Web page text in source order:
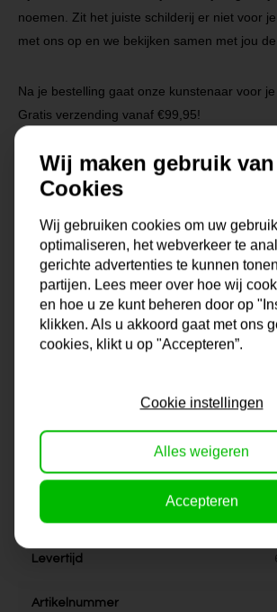
noemen. Zit het juiste schilderij er niet voor
met ons op en we bekijken samen met jou
Na je bestelling gaat onze kunstenaar voor je
Gratis verzending vanaf €99,95!
Specificaties
Maat
Korte omschrijving
Origineel
Formaat
modern,
Levertijd
Artikelnummer
Wij maken gebruik van
Cookies
Wij gebruiken cookies om uw
optimaliseren, het webverkeer te
gerichte advertenties te kunnen
partijen. Lees meer over hoe wij
en hoe u ze kunt beheren door op
klikken. Als u akkoord gaat met ons
cookies, klikt u op "Accepteren”.
Cookie instellingen
Alles weigeren
Accepteren